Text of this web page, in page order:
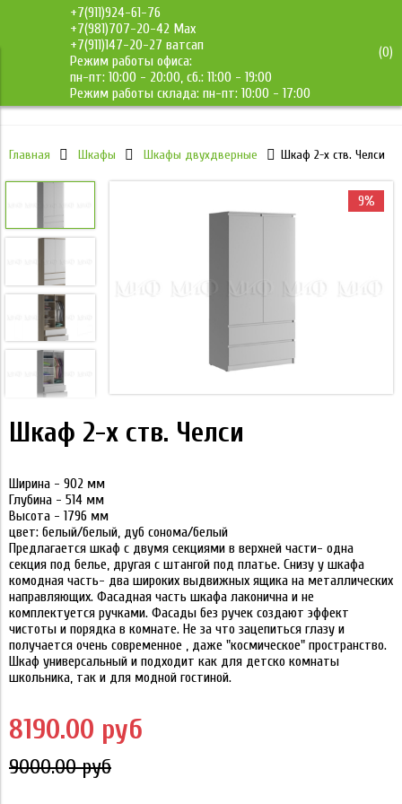
+7(911)924-61-76
+7(981)707-20-42 Max
+7(911)147-20-27 ватсап
Режим работы офиса:
пн-пт: 10:00 - 20:00, сб.: 11:00 - 19:00
Режим работы склада: пн-пт: 10:00 - 17:00
(0)
ДМС-Мебель
Главная Шкафы Шкафы двухдверные Шкаф 2-х ств. Челси
9%
Шкаф 2-х ств. Челси
Ширина - 902 мм
Глубина - 514 мм
Высота - 1796 мм
цвет: белый/белый, дуб сонома/белый
Предлагается шкаф с двумя секциями в верхней части- одна
секция под белье, другая с штангой под платье. Снизу у шкафа
комодная часть- два широких выдвижных ящика на металлических
направляющих. Фасадная часть шкафа лаконична и не
комплектуется ручками. Фасады без ручек создают эффект
чистоты и порядка в комнате. Не за что зацепиться глазу и
получается очень современное , даже "космическое" пространство.
Шкаф универсальный и подходит как для детско комнаты
школьника, так и для модной гостиной.
8190.00 руб
9000.00 руб